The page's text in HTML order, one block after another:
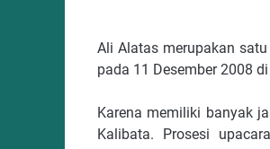
Ali Alatas merupakan
pada 11 Desember 2008
Karena memiliki banyak
Kalibata. Prosesi